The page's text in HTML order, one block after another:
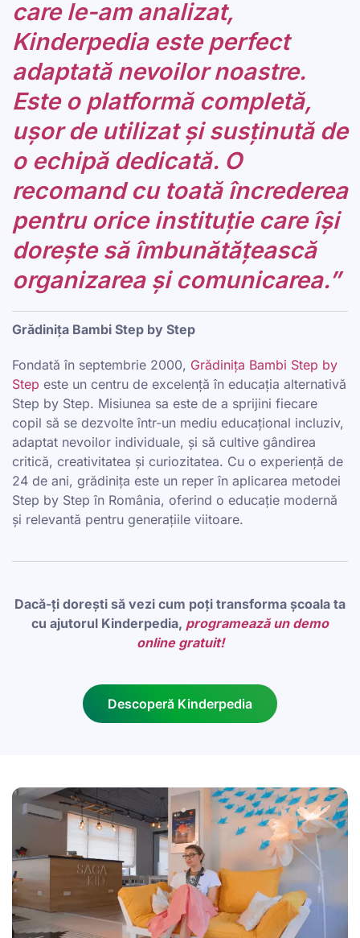
care le-am analizat,
Kinderpedia este perfect
adaptată nevoilor noastre.
Este o platformă completă,
ușor de utilizat și susținută de
o echipă dedicată. O
recomand cu toată încrederea
pentru orice instituție care își
dorește să îmbunătățească
organizarea și comunicarea.”
Grădinița Bambi Step by Step
Fondată în septembrie 2000, Grădinița Bambi Step by
Step este un centru de excelență în educația alternativă
Step by Step. Misiunea sa este de a sprijini fiecare
copil să se dezvolte într-un mediu educațional incluziv,
adaptat nevoilor individuale, și să cultive gândirea
critică, creativitatea și curiozitatea. Cu o experiență de
24 de ani, grădinița este un reper în aplicarea metodei
Step by Step în România, oferind o educație modernă
și relevantă pentru generațiile viitoare.
Dacă-ți dorești să vezi cum poți transforma școala ta
cu ajutorul Kinderpedia, programează un demo
online gratuit!
Descoperă Kinderpedia